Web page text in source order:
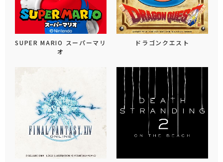
SUPER MARIO スーパーマリ
オ
ドラゴンクエスト